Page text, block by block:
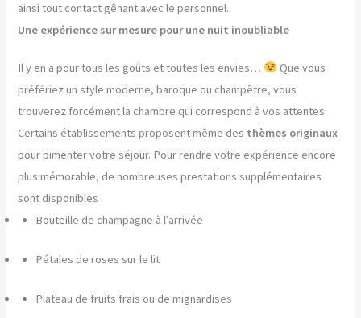
ainsi tout contact gênant avec le personnel.
Une expérience sur mesure pour une nuit inoubliable
Il y en a pour tous les goûts et toutes les envies…
Que vous
préfériez un style moderne, baroque ou champêtre, vous
trouverez forcément la chambre qui correspond à vos attentes.
Certains établissements proposent même des thèmes originaux
pour pimenter votre séjour. Pour rendre votre expérience encore
plus mémorable, de nombreuses prestations supplémentaires
sont disponibles :
Bouteille de champagne à l’arrivée
Pétales de roses sur le lit
Plateau de fruits frais ou de mignardises